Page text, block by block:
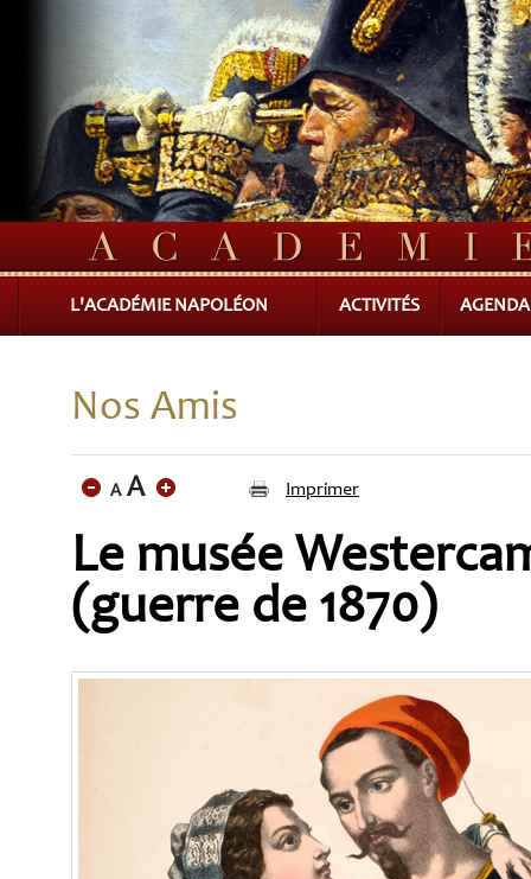
L'ACADÉMIE NAPOLÉON ACTIVITÉS AGENDA
Nos Amis
Imprimer
Le musée
(guerre de 1870)